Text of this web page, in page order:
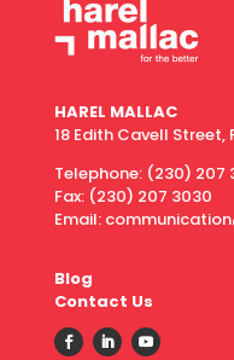
HAREL MALLAC
18 Edith Cavell Street,
Telephone: (230) 207
Fax: (230) 207 3030
Email:
Blog
Contact Us